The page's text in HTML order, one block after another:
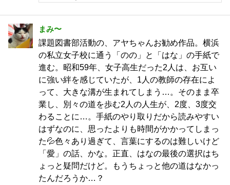
まみ〜
課題図書部活動の、アヤちゃんお勧め作品。横浜
の私立女子校に通う「のの」と「はな」の手紙で
進む。昭和59年、女子高生だった2人は、お互い
に強い絆を感じていたが、1人の教師の存在によ
って、大きな溝が生まれてしまう…。そのまま卒
業し、別々の道を歩む2人の人生が、2度、3度交
わることに…。手紙のやり取りだから読みやすい
はずなのに、思ったよりも時間がかかってしまっ
た💦色々あり過ぎて、言葉にするのは難しいけど
「愛」の話、かな。正直、はなの最後の選択はち
ょっと疑問だけど。もうちょっと他の道はなかっ
たんだろうか…？